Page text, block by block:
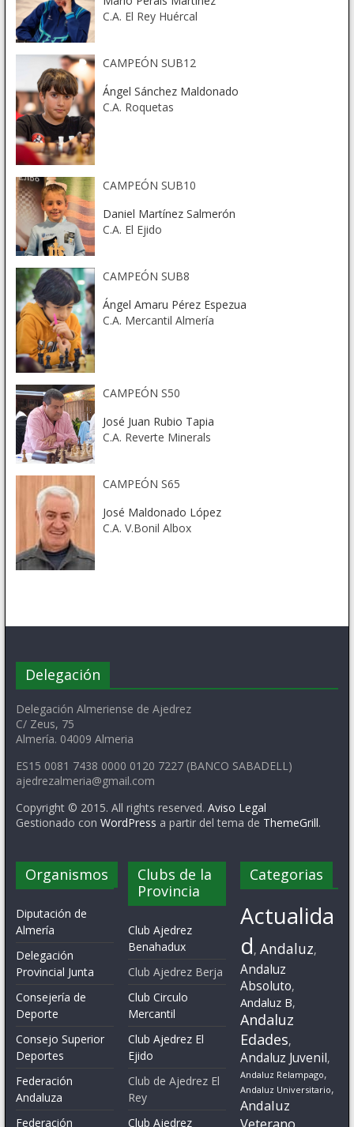
C.A. El Rey Huércal
CAMPEÓN SUB12
Ángel Sánchez Maldonado
C.A. Roquetas
CAMPEÓN SUB10
Daniel Martínez Salmerón
C.A. El Ejido
CAMPEÓN SUB8
Ángel Amaru Pérez Espezua
C.A. Mercantil Almería
CAMPEÓN S50
José Juan Rubio Tapia
C.A. Reverte Minerals
CAMPEÓN S65
José Maldonado López
C.A. V.Bonil Albox
Delegación
Delegación Almeriense de Ajedrez
C/ Zeus, 75
Almería. 04009 Almeria
ES15 0081 7438 0000 0120 7227 (BANCO SABADELL)
ajedrezalmeria@gmail.com
Copyright © 2015. All rights reserved. Aviso Legal
Gestionado con WordPress a partir del tema de ThemeGrill.
Organismos
Diputación de
Almería
Delegación
Provincial Junta
Consejería de
Deporte
Consejo Superior
Deportes
Federación
Andaluza
Federación
Clubs de la
Provincia
Club Ajedrez
Benahadux
Club Ajedrez Berja
Club Circulo
Mercantil
Club Ajedrez El
Ejido
Club de Ajedrez El
Rey
Club Ajedrez
Categorias
Actualida
d,Andaluz,
Andaluz
Absoluto,
Andaluz B,
Andaluz
Edades,
Andaluz Juvenil,
Andaluz Relampago,
Andaluz Universitario,
Andaluz